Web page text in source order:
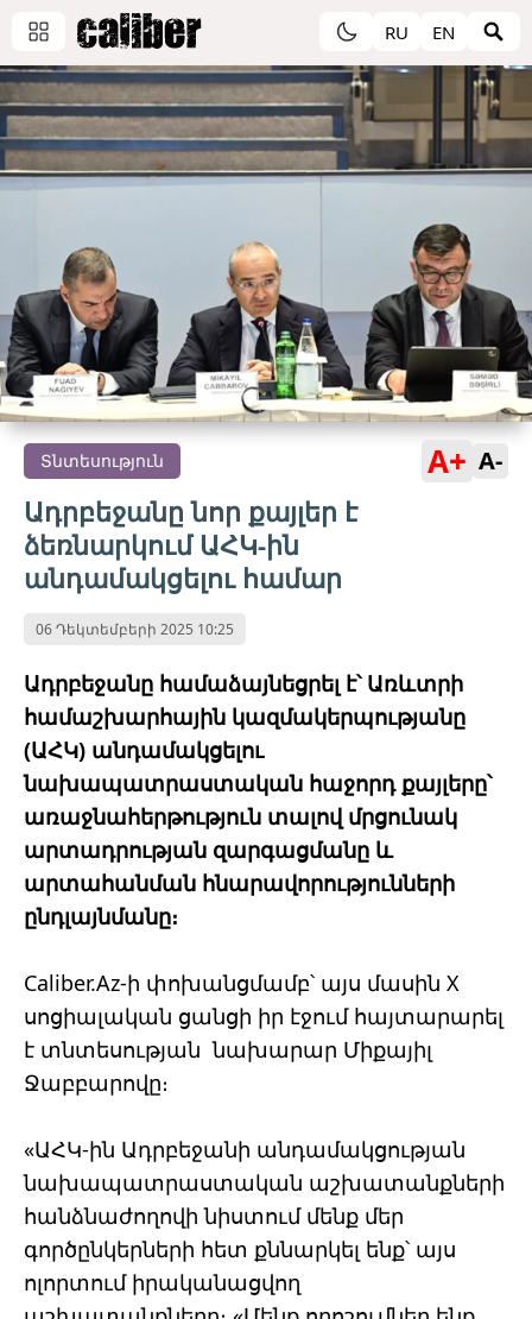
RU EN
Տնտեսություն A+ A-
Ադրբեջանը նոր քայլեր է
ձեռնարկում ԱՀԿ-ին
անդամակցելու համար
06 Դեկտեմբերի 2025 10:25
Ադրբեջանը համաձայնեցրել է՝ Առևտրի
համաշխարհային կազմակերպությանը
(ԱՀԿ) անդամակցելու
նախապատրաստական ​​հաջորդ քայլերը՝
առաջնահերթություն տալով մրցունակ
արտադրության զարգացմանը և
արտահանման հնարավորությունների
ընդլայնմանը։
Caliber.Az-ի փոխանցմամբ՝ այս մասին X
սոցիալական ցանցի իր էջում հայտարարել
է տնտեսության նախարար Միքայիլ
Ջաբբարովը։
«ԱՀԿ-ին Ադրբեջանի անդամակցության
նախապատրաստական ​​աշխատանքների
հանձնաժողովի նիստում մենք մեր
գործընկերների հետ քննարկել ենք՝ այս
ոլորտում իրականացվող